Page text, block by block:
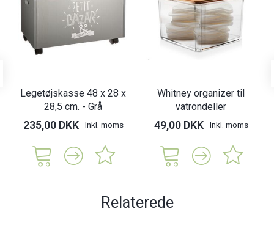
Legetøjskasse 48 x 28 x
28,5 cm. - Grå
235,00 DKK Inkl. moms
Whitney organizer til
vatrondeller
49,00 DKK Inkl. moms
Relaterede